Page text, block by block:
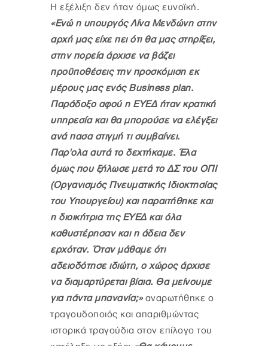
Η εξέλιξη δεν ήταν όμως ευνοϊκή.
«Ενώ η υπουργός Λίνα Μενδώνη στην
αρχή μας είχε πει ότι θα μας στηρίξει,
στην πορεία άρχισε να βάζει
προϋποθέσεις την προσκόμιση εκ
μέρους μας ενός Business plan.
Παράδοξο αφού η ΕΥΕΔ ήταν κρατική
υπηρεσία και θα μπορούσε να ελέγξει
ανά πασα στιγμή τι συμβαίνει.
Παρ'ολα αυτά το δεχτήκαμε. Έλα
όμως που ξήλωσε μετά το ΔΣ του ΟΠΙ
(Οργανισμός Πνευματικής Ιδιοκτησίας
του Υπουργείου) και παραιτήθηκε και
η διοικήτρια της ΕΥΕΔ και όλα
καθυστέρησαν και η άδεια δεν
ερχόταν. Όταν μάθαμε ότι
αδειοδότησε ιδιώτη, ο χώρος άρχισε
να διαμαρτύρεται βίαια. Θα μείνουμε
για πάντα μπανανία;» αναρωτήθηκε ο
τραγουδοποιός και απαριθμώντας
ιστορικά τραγούδια στον επίλογο του